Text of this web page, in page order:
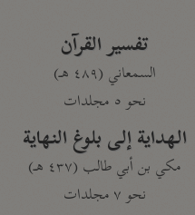
تفسير القرآن
السمعاني (٤٨٩ هـ)
نحو ٥ مجلدات
الهداية إلى بلوغ النهاية
مكي بن أبي طالب (٤٣٧ هـ)
نحو ٧ مجلدات